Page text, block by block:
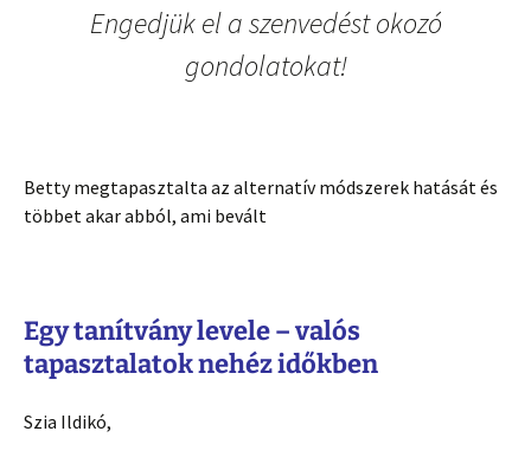
Engedjük el a szenvedést okozó
gondolatokat!
Betty megtapasztalta az alternatív módszerek hatását és
többet akar abból, ami bevált
Egy tanítvány levele – valós
tapasztalatok nehéz időkben
Szia Ildikó,